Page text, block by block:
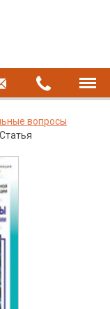
вопросы
Статья